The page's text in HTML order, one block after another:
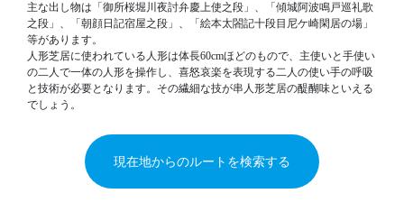
主な出し物は「御所桜堀川夜討弁慶上使之段」、「傾城阿波鳴戸巡礼歌
之段」、「朝顔日記宿屋之段」、「絵本太閤記十段目尼ケ崎閑居の場」
等があります。
人形芝居に使われている人形は体長60cmほどのもので、主使いと手使い
の二人で一体の人形を操作し、喜怒哀楽を表現する二人の使い手の呼吸
と技術が必要となります。その繊細な技が串人形芝居の醍醐味といえる
でしょう。
現在地からのルートを検索する